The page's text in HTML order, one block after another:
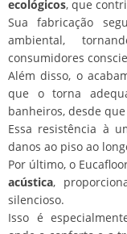
ecológicos, que
Sua fabricação
ambiental,
consumidores
Além disso, o
que o torna
banheiros, desde
Essa resistência à
danos ao piso ao
Por último, o
acústica,
silencioso.
Isso é